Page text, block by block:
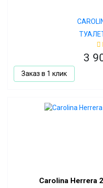
3
Заказ в 1 клик
Carolina Herrera